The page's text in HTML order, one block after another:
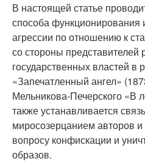
В настоящей статье
способа функционирования
агрессии по отношению к
со стороны представителей
государственных властей в
«Запечатленный ангел»
Мельникова-Печерского «В
также устанавливается
миросозерцанием авторов
вопросу конфискации и
образов.